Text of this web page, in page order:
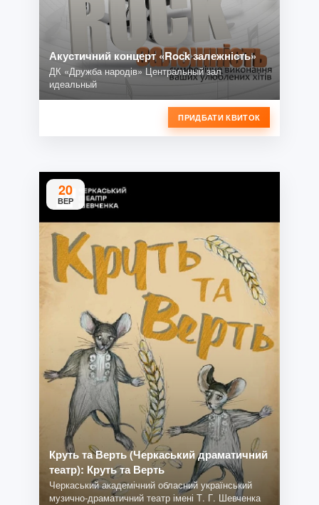
Акустичний концерт «Rock залежність»
ДК «Дружба народів» Центральный зал
идеальный
ПРИДБАТИ КВИТОК
20
ВЕР
Круть та Верть (Черкаський драматичний
театр): Круть та Верть
Черкаський академічний обласний український
музично-драматичний театр імені Т. Г. Шевченка